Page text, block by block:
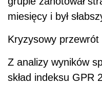
miesięcy i był
Kryzysowy
Z analizy wyników
skład indeksu GPR